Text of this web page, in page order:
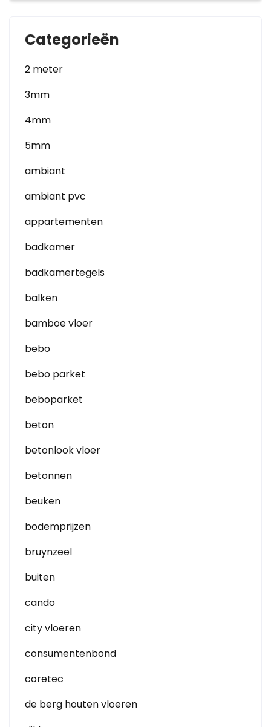
Categorieën
2 meter
3mm
4mm
5mm
ambiant
ambiant pvc
appartementen
badkamer
badkamertegels
balken
bamboe vloer
bebo
bebo parket
beboparket
beton
betonlook vloer
betonnen
beuken
bodemprijzen
bruynzeel
buiten
cando
city vloeren
consumentenbond
coretec
de berg houten vloeren